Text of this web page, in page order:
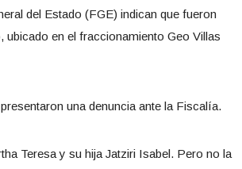
del Estado (FGE) indican que fueron
en el fraccionamiento Geo Villas
una denuncia ante la Fiscalía.
Teresa y su hija Jatziri Isabel. Pero no la